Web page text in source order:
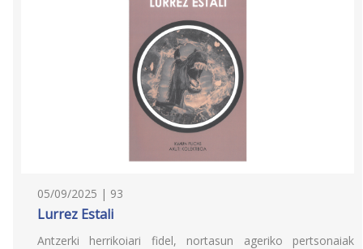
05/09/2025 | 93
Lurrez Estali
Antzerki herrikoiari fidel, nortasun ageriko pertsonaiak